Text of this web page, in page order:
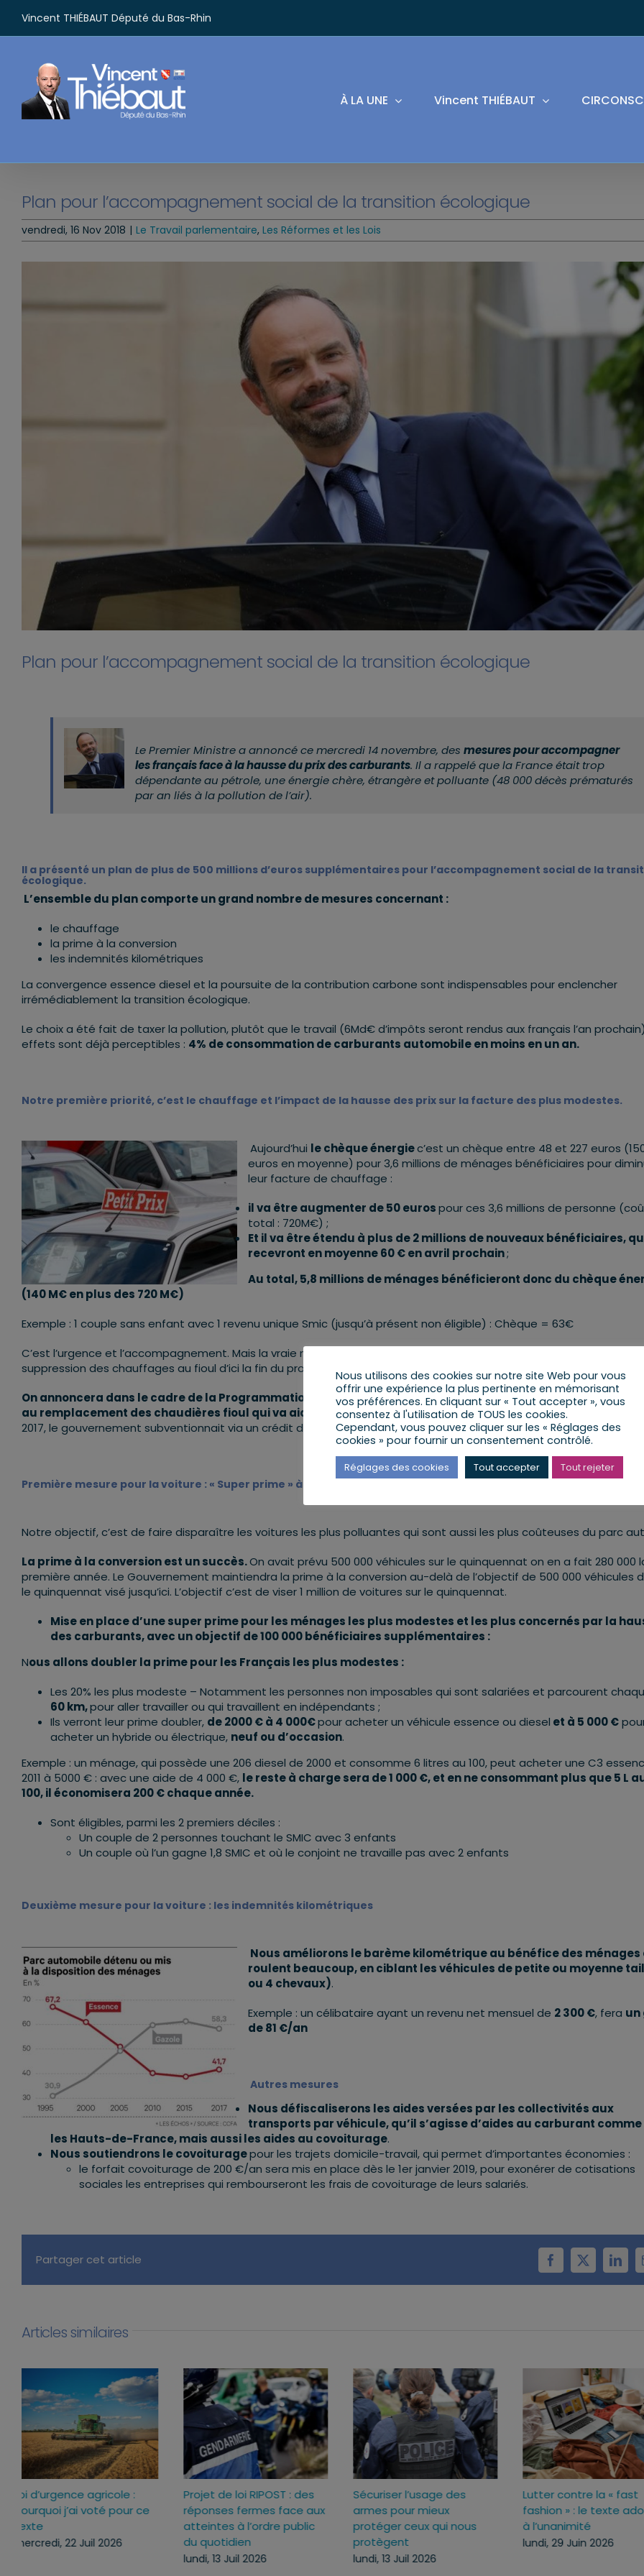
contenu
Vincent THIÉBAUT Député du Bas-Rhin
À LA UNE Vincent THIÉBAUT
Plan pour l’accompagnement social de la transition écologique
vendredi, 16 Nov 2018 | Le Travail parlementaire, Les Réformes et les Lois
Plan pour l’accompagnement social de la transition écologique
Le Premier Ministre a annoncé ce mercredi 14 novembre, des mesures pour accompagner
les français face à la hausse du prix des carburants. Il a rappelé que la France était trop
dépendante au pétrole, une énergie chère, étrangère et polluante (48 000 décès prématurés
par an liés à la pollution de l’air).
Il a présenté un plan de plus de 500 millions d’euros supplémentaires pour l’accompagnement social de la
écologique.
L’ensemble du plan comporte un grand nombre de mesures concernant :
le chauffage
la prime à la conversion
les indemnités kilométriques
La convergence essence diesel et la poursuite de la contribution carbone sont indispensables pour enclencher
irrémédiablement la transition écologique.
Le choix a été fait de taxer la pollution, plutôt que le travail (6Md€ d’impôts seront rendus aux français l’an
effets sont déjà perceptibles : 4% de consommation de carburants automobile en moins en un an.
Notre première priorité, c’est le chauffage et l’impact de la hausse des prix sur la facture des plus modestes.
Aujourd’hui le chèque énergiec’est un chèque entre 48 et 227 euros
euros en moyenne) pour 3,6 millions de ménages bénéficiaires pour
leur facture de chauffage :
il va être augmenter de 50 eurospour ces 3,6 millions de personne
total : 720M€) ;
Et il va être étendu à plus de 2 millions de nouveaux bénéficiaires,
recevront en moyenne 60 € en avril prochain;
Au total, 5,8 millions de ménages bénéficieront donc du chèque
(140 M€ en plus des 720 M€)
Exemple : 1 couple sans enfant avec 1 revenu unique Smic (jusqu’à présent non éligible) : Chèque = 63€
C’est l’urgence et l’accompagnement. Mais la vraie mesure sociale et écologique, c’est d’engager la France dans la
suppression des chauffages au fioul d’ici la fin du prochain quinquennat.
On annoncera dans le cadre de la Programmation Pluriannuelle de l’Énergie (PPE) un nouveau dispositif
au remplacement des chaudières fioul qui va aider les ménages les plus pauvres(chaudière au fioul que,
2017, le gouvernement subventionnait via un crédit d’impôt).
Première mesure pour la voiture : « Super prime » à la conversion
Notre objectif, c’est de faire disparaître les voitures les plus polluantes qui sont aussi les plus coûteuses du parc
La prime à la conversion est un succès.On avait prévu 500 000 véhicules sur le quinquennat on en a fait 280 000
première année. Le Gouvernement maintiendra la prime à la conversion au-delà de l’objectif de 500 000 véhicules
le quinquennat visé jusqu’ici. L’objectif c’est de viser 1 million de voitures sur le quinquennat.
Mise en place d’une super prime pour les ménages les plus modestes et les plus concernés par la
des carburants, avec un objectif de 100 000 bénéficiaires supplémentaires :
Nous allons doubler la prime pour les Français les plus modestes :
Les 20% les plus modeste – Notamment les personnes non imposables qui sont salariées et parcourent
60 km,pour aller travailler ou qui travaillent en indépendants ;
Ils verront leur prime doubler, de 2000 € à 4 000€pour acheter un véhicule essence ou diesel et à 5 000 €
acheter un hybride ou électrique, neuf ou d’occasion.
Exemple : un ménage, qui possède une 206 diesel de 2000 et consomme 6 litres au 100, peut acheter une C3
2011 à 5000 € : avec une aide de 4 000 €, le reste à charge sera de 1 000 €, et en ne consommant plus que 5 L
100, il économisera 200 € chaque année.
Sont éligibles, parmi les 2 premiers déciles :
Un couple de 2 personnes touchant le SMIC avec 3 enfants
Un couple où l’un gagne 1,8 SMIC et où le conjoint ne travaille pas avec 2 enfants
Deuxième mesure pour la voiture : les indemnités kilométriques
Nous améliorons le barème kilométrique au bénéfice des ménages
roulent beaucoup, en ciblant les véhicules de petite ou moyenne
ou 4 chevaux).
Exemple : un célibataire ayant un revenu net mensuel de 2 300 €, fera un
de 81 €/an
Autres mesures
Nous défiscaliserons les aides versées par les collectivités aux
transports par véhicule, qu’il s’agisse d’aides au carburant
les Hauts-de-France, mais aussi les aides au covoiturage.
Nous soutiendrons le covoituragepour les trajets domicile-travail, qui permet d’importantes économies :
le forfait covoiturage de 200 €/an sera mis en place dès le 1er janvier 2019, pour exonérer de cotisations
sociales les entreprises qui rembourseront les frais de covoiturage de leurs salariés.
Partager cet article Facebook
X
Articles similaires
Loi d’urgence agricole :
pourquoi j’ai voté pour ce
texte
mercredi, 22 Juil 2026
Projet de loi RIPOST : des
réponses fermes face aux
atteintes à l’ordre public
du quotidien
lundi, 13 Juil 2026
Sécuriser l’usage des
armes pour mieux
protéger ceux qui nous
protègent
lundi, 13 Juil 2026
Lutter contre la « fast
fashion » : le texte
à l’unanimité
lundi, 29 Juin 2026
Nous utilisons des cookies sur notre site Web pour vous
offrir une expérience la plus pertinente en mémorisant
vos préférences. En cliquant sur « Tout accepter », vous
consentez à l'utilisation de TOUS les cookies.
Cependant, vous pouvez cliquer sur les « Réglages des
cookies » pour fournir un consentement contrôlé.
Réglages des cookies Tout accepter Tout rejeter